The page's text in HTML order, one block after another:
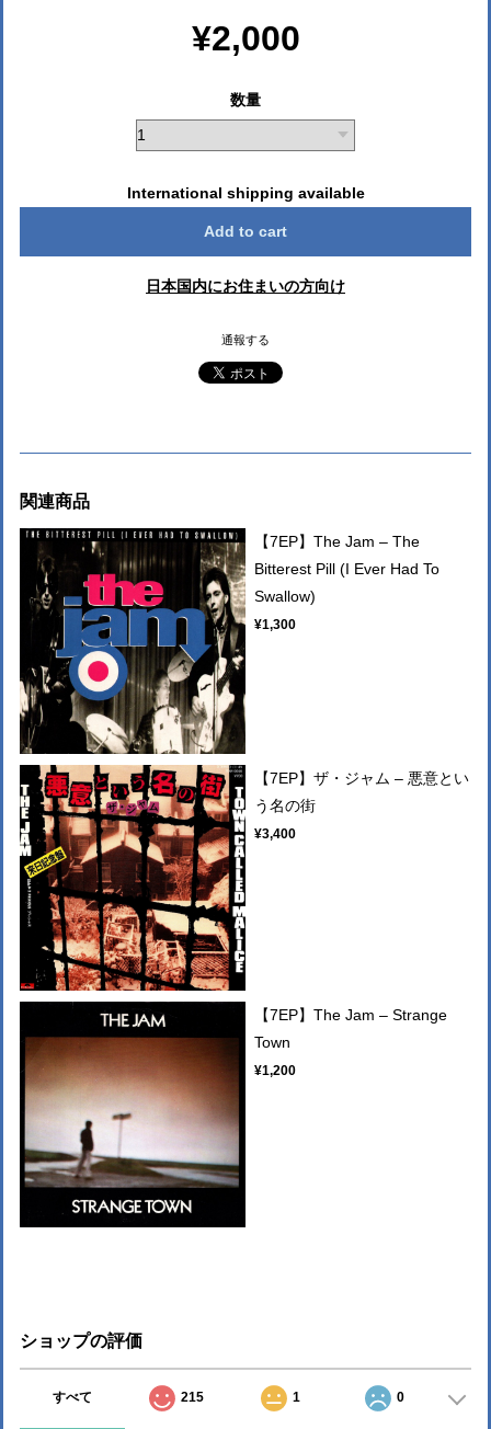
¥2,000
数量
International shipping available
Add to cart
日本国内にお住まいの方向け
通報する
関連商品
【7EP】The Jam ‎– The
Bitterest Pill (I Ever Had To
Swallow)
¥1,300
【7EP】ザ・ジャム ‎– 悪意とい
う名の街
¥3,400
【7EP】The Jam ‎– Strange
Town
¥1,200
ショップの評価
すべて 215 1 0